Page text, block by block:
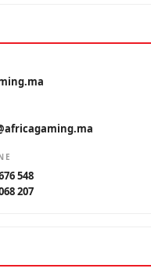
548
207